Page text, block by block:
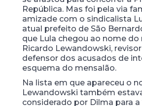
República. Mas foi pela via
amizade com o sindicalista
atual prefeito de São
que Lula chegou ao nome
Ricardo Lewandowski,
defensor dos acusados de
esquema do mensalão.
Na lista em que apareceu o
Lewandowski também
considerado por Dilma para a